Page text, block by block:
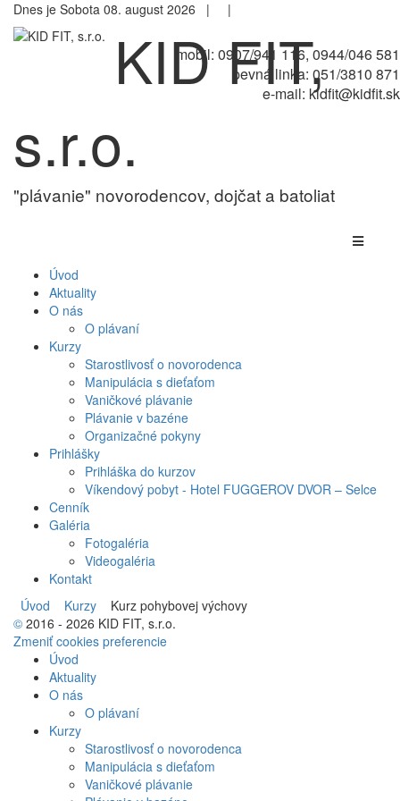
Dnes je Sobota 08. august 2026 | |
mobil: 0907/941 116, 0944/046 581
pevná linka: 051/3810 871
e-mail: kidfit@kidfit.sk
KID FIT,
s.r.o.
"plávanie" novorodencov, dojčat a batoliat
Úvod
Aktuality
O nás
O plávaní
Kurzy
Starostlivosť o novorodenca
Manipulácia s dieťaťom
Vaničkové plávanie
Plávanie v bazéne
Organizačné pokyny
Prihlášky
Prihláška do kurzov
Víkendový pobyt - Hotel FUGGEROV DVOR – Selce
Cenník
Galéria
Fotogaléria
Videogaléria
Kontakt
Úvod
Kurzy
Kurz pohybovej výchovy
© 2016 - 2026 KID FIT, s.r.o.
Zmeniť cookies preferencie
Úvod
Aktuality
O nás
O plávaní
Kurzy
Starostlivosť o novorodenca
Manipulácia s dieťaťom
Vaničkové plávanie